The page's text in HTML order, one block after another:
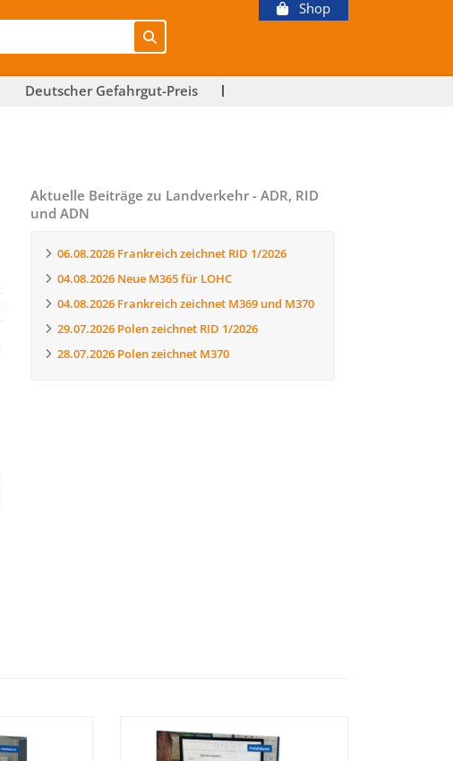
Shop
Deutscher Gefahrgut-Preis
Aktuelle Beiträge zu Landverkehr - ADR, RID
und ADN
06.08.2026 Frankreich zeichnet RID 1/2026
04.08.2026 Neue M365 für LOHC
04.08.2026 Frankreich zeichnet M369 und M370
29.07.2026 Polen zeichnet RID 1/2026
28.07.2026 Polen zeichnet M370